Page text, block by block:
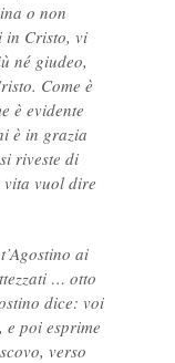
o non
in Cristo, vi
né giudeo,
Come è
è evidente
è in grazia
riveste di
vuol dire
ai
… otto
dice: voi
e poi esprime
verso